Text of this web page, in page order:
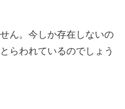
ん。今しか存在しないの
らわれているのでしょう